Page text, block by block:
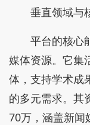
垂直领域与
平台的核心
媒体资源。它集
体，支持学术成
的多元需求。其
70万，涵盖新闻